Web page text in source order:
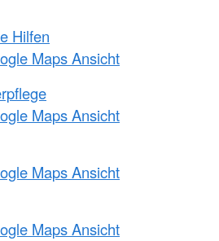
Hilfen
Maps Ansicht
Maps Ansicht
Maps Ansicht
Maps Ansicht